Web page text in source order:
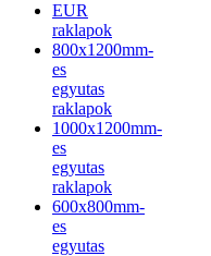
EUR
raklapok
800x1200mm-
es
egyutas
raklapok
1000x1200mm-
es
egyutas
raklapok
600x800mm-
es
egyutas